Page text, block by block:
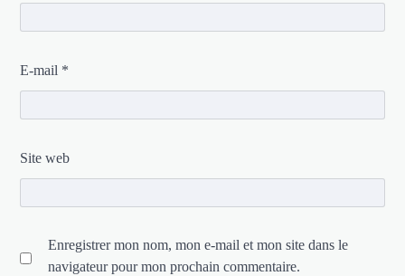
E-mail *
Site web
Enregistrer mon nom, mon e-mail et mon site dans le
navigateur pour mon prochain commentaire.